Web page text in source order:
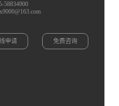
58834900
申请 免费咨询